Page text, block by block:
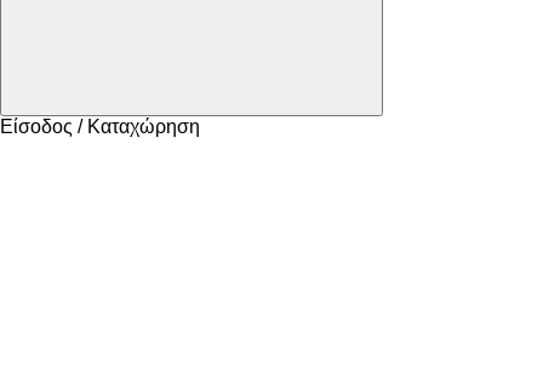
Είσοδος / Καταχώρηση